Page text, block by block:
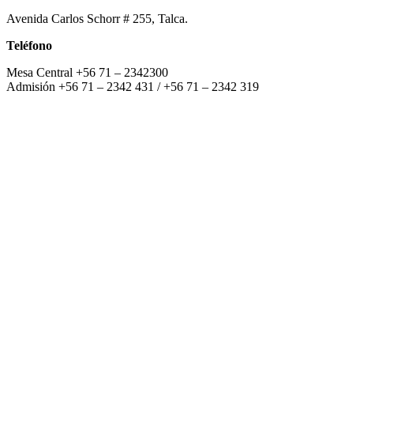
Avenida Carlos Schorr # 255, Talca.
Teléfono
Mesa Central +56 71 – 2342300
Admisión +56 71 – 2342 431 / +56 71 – 2342 319